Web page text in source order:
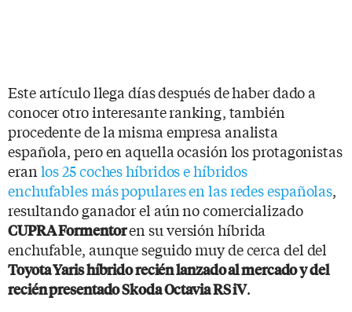
Este artículo llega días después de haber dado a
conocer otro interesante ranking, también
procedente de la misma empresa analista
española, pero en aquella ocasión los protagonistas
eranlos 25 coches híbridos e híbridos
enchufables más populares en las redes españolas,
resultando ganador el aún no comercializado
CUPRA Formentoren su versión híbrida
enchufable, aunque seguido muy de cerca del del
Toyota Yaris híbrido recién lanzado al mercado y del
recién presentado Skoda Octavia RS iV.